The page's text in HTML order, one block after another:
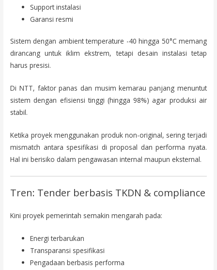
Support instalasi
Garansi resmi
Sistem dengan ambient temperature -40 hingga 50°C memang
dirancang untuk iklim ekstrem, tetapi desain instalasi tetap
harus presisi.
Di NTT, faktor panas dan musim kemarau panjang menuntut
sistem dengan efisiensi tinggi (hingga 98%) agar produksi air
stabil.
Ketika proyek menggunakan produk non-original, sering terjadi
mismatch antara spesifikasi di proposal dan performa nyata.
Hal ini berisiko dalam pengawasan internal maupun eksternal.
Tren: Tender berbasis TKDN & compliance
Kini proyek pemerintah semakin mengarah pada:
Energi terbarukan
Transparansi spesifikasi
Pengadaan berbasis performa